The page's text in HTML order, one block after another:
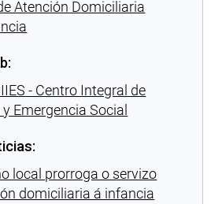
Atención Domiciliaria
- Centro Integral de
Emergencia Social
local prorroga o servizo
domiciliaria á infancia